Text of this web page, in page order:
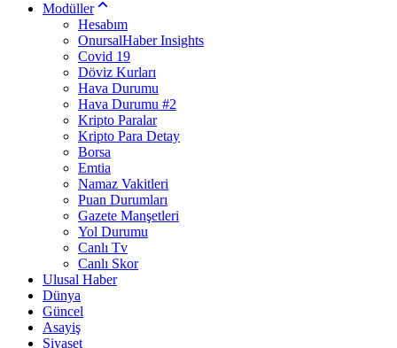
Modüller
Hesabım
OnursalHaber Insights
Covid 19
Döviz Kurları
Hava Durumu
Hava Durumu #2
Kripto Paralar
Kripto Para Detay
Borsa
Emtia
Namaz Vakitleri
Puan Durumları
Gazete Manşetleri
Yol Durumu
Canlı Tv
Canlı Skor
Ulusal Haber
Dünya
Güncel
Asayiş
Siyaset